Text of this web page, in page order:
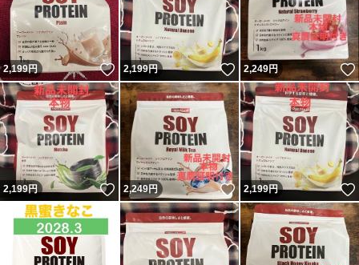
2,199円 いいね！
2,199円 いいね！
2,249円
2,199円 いいね！
2,249円 いいね！
2,199円